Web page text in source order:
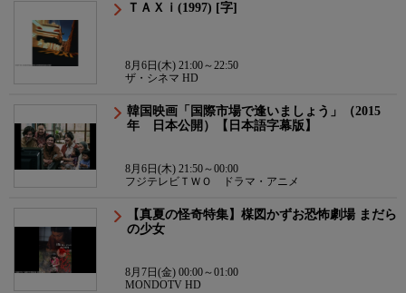
ＴＡＸｉ(1997) [字]
8月6日(木) 21:00～22:50
ザ・シネマ HD
韓国映画「国際市場で逢いましょう」（2015
年 日本公開）【日本語字幕版】
8月6日(木) 21:50～00:00
フジテレビＴＷＯ ドラマ・アニメ
【真夏の怪奇特集】楳図かずお恐怖劇場 まだら
の少女
8月7日(金) 00:00～01:00
MONDOTV HD